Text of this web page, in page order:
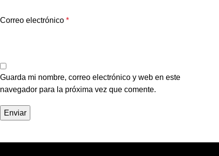
Correo electrónico *
Guarda mi nombre, correo electrónico y web en este
navegador para la próxima vez que comente.